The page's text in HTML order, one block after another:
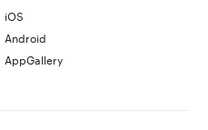
iOS
Android
AppGallery